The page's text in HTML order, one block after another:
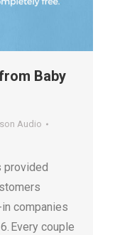
Baby
Audio
provided
companies
Every couple